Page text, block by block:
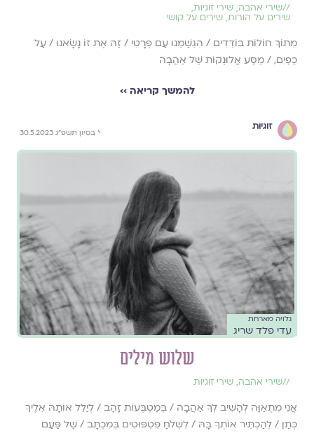
//שירי אהבה, שירי זוגיות,
שירים על הורות, שירים על קושי
מִתּוֹךְ חוֹלוֹת בּוֹדְדִים / הִגְשַׁמְנוּ עַם פְּרָטִי / זֶה אֶת זוֹ נָשָׂאנוּ / עַל
כַּפַּיִם, / מַסַּע אֲלוּנְקוֹת שֶׁל אַהֲבָה
להמשך קריאה ››
זוגיות
י׳ בסיון תשפ״ג 30.5.2023
גלויה מארחת
עדי פלד שריג
שלוש מילים
//שירי אהבה, שירי זוגיות
אֲנִי מִתְאַוָּה לְהָשִׁיב לְךָ אַהֲבָה / בְּמַטְבְּעוֹת זָהָב / לְיַלֵּל אוֹתָהּ אֵלֶיךָ
כְּתַן / לְהַכְתִּיר אוֹתְךָ בָּהּ / לִשְׁלֹחַ פִּטְפּוּטִים בְּמִכְתָּב / שֶׁל פַּעַם